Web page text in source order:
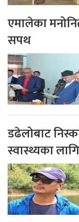
एमालेका
सपथ
डढेलोबाट
स्वास्थ्यका